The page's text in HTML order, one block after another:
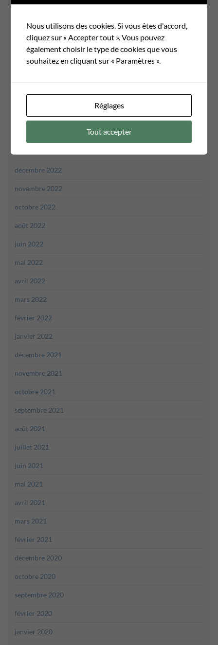
septembre 2023
août 2023
juillet 2023
juin 2023
avril 2023
mars 2023
décembre 2022
novembre 2022
octobre 2022
août 2022
juin 2022
mai 2022
avril 2022
mars 2022
février 2022
janvier 2022
décembre 2021
novembre 2021
octobre 2021
septembre 2021
août 2021
juillet 2021
juin 2021
mai 2021
avril 2021
mars 2021
février 2021
décembre 2020
octobre 2020
septembre 2020
février 2020
janvier 2020
Nous utilisons des cookies. Si vous êtes d'accord,
cliquez sur « Accepter tout ». Vous pouvez
également choisir le type de cookies que vous
souhaitez en cliquant sur « Paramètres ».
Réglages
Tout accepter